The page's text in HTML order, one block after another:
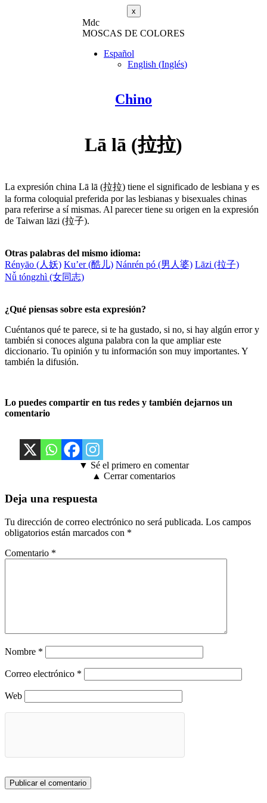
x
Mdc
MOSCAS DE COLORES
Español
English (Inglés)
Chino
Lā lā (拉拉)
La expresión china Lā lā (拉拉) tiene el significado de lesbiana y es
la forma coloquial preferida por las lesbianas y bisexuales chinas
para referirse a sí mismas. Al parecer tiene su origen en la expresión
de Taiwan lāzi (拉子).
Otras palabras del mismo idioma:
Rényāo (人妖) Ku’er (酷儿) Nánrén pó (男人婆) Lāzi (拉子)
Nǚ tóngzhì (女同志)
¿Qué piensas sobre esta expresión?
Cuéntanos qué te parece, si te ha gustado, si no, si hay algún error y
también si conoces alguna palabra con la que ampliar este
diccionario. Tu opinión y tu información son muy importantes. Y
también la difusión.
Lo puedes compartir en tus redes y también dejarnos un
comentario
▼ Sé el primero en comentar
▲ Cerrar comentarios
Deja una respuesta
Tu dirección de correo electrónico no será publicada. Los campos
obligatorios están marcados con *
Comentario *
Nombre *
Correo electrónico *
Web